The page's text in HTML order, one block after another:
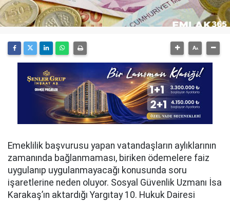
Emeklilik başvurusu yapan vatandaşların aylıklarının
zamanında bağlanmaması, biriken ödemelere faiz
uygulanıp uygulanmayacağı konusunda soru
işaretlerine neden oluyor. Sosyal Güvenlik Uzmanı İsa
Karakaş’ın aktardığı Yargıtay 10. Hukuk Dairesi